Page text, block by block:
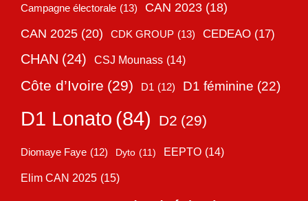
Campagne électorale (13) CAN 2023 (18)
CAN 2025 (20) CDK GROUP (13) CEDEAO (17)
CHAN (24) CSJ Mounass (14)
Côte d’Ivoire (29) D1 (12) D1 féminine (22)
D1 Lonato (84) D2 (29)
Diomaye Faye (12) Dyto (11) EEPTO (14)
Elim CAN 2025 (15)